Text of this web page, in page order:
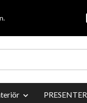
PRESENTER